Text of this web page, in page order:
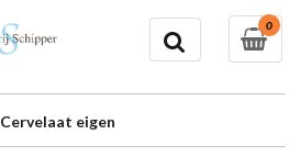
0
Cervelaat eigen